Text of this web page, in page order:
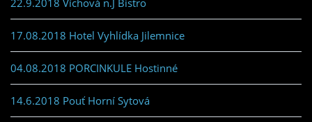
22.9.2018 Víchová n.J Bistro
17.08.2018 Hotel Vyhlídka Jilemnice
04.08.2018 PORCINKULE Hostinné
14.6.2018 Pouť Horní Sytová